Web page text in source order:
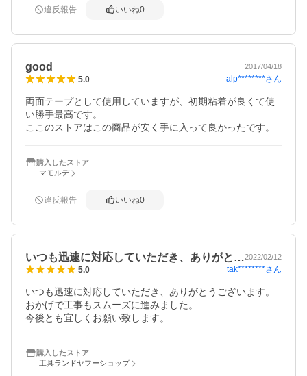
違反報告 いいね0
good 2017/04/18
5.0 alp********さん
両面テープとして使用していますが、初期粘着が良くて使
い勝手最高です。
ここのストアはこの商品が安く手に入って良かったです。
購入したストア
マモルデ
違反報告 いいね0
いつも迅速に対応していただき、ありがと…2022/02/12
5.0 tak********さん
いつも迅速に対応していただき、ありがとうございます。
おかげで工事もスムーズに進みました。
今後とも宜しくお願い致します。
購入したストア
工具ランドヤフーショップ